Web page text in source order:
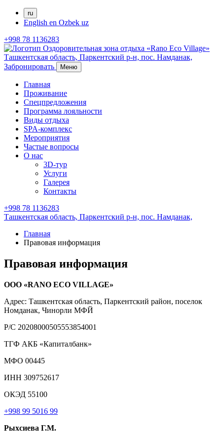
ru
English en Ozbek uz
+998 78 1136283
Ташкентская область, Паркентский р-н, пос. Намданак,
Забронировать
Меню
Главная
Проживание
Спецпредложения
Программа лояльности
Виды отдыха
SPA-комплекс
Мероприятия
Частые вопросы
О нас
3D-тур
Услуги
Галерея
Контакты
+998 78 1136283
Ташкентская область, Паркентский р-н, пос. Намданак,
Главная
Правовая информация
Правовая информация
ООО «RANO ECO VILLAGE»
Адрес: Ташкентская область, Паркентский район, поселок
Номданак, Чинорли МФЙ
Р/С 20208000505553854001
ТГФ АКБ «Капиталбанк»
МФО 00445
ИНН 309752617
ОКЭД 55100
+998 99 5016 99
Рыхсиева Г.М.